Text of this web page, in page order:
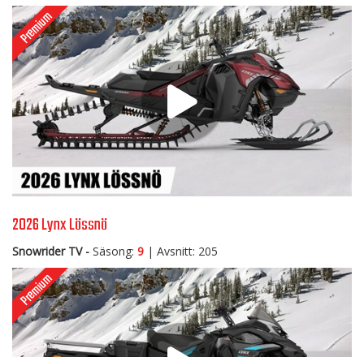
2026 Lynx Lössnö
Snowrider TV - Säsong: 9 | Avsnitt: 205